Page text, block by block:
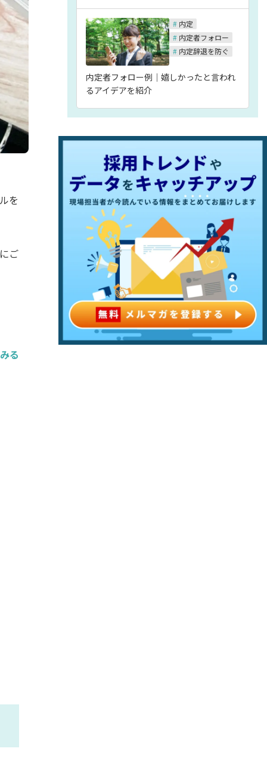
を
ご
る
# 内定
# 内定者フォロー
# 内定辞退を防ぐ
内定者フォロー例｜嬉しかったと言われ
るアイデアを紹介